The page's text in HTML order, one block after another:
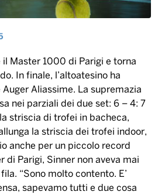
il Master 1000 di Parigi e torna
In finale, l’altoatesino ha
Aliassime. La supremazia
nei parziali dei due set: 6 – 4: 7
striscia di trofei in bacheca,
la striscia dei trofei indoor,
anche per un piccolo record
di Parigi, Sinner non aveva mai
“Sono molto contento. E’
sapevamo tutti e due cosa